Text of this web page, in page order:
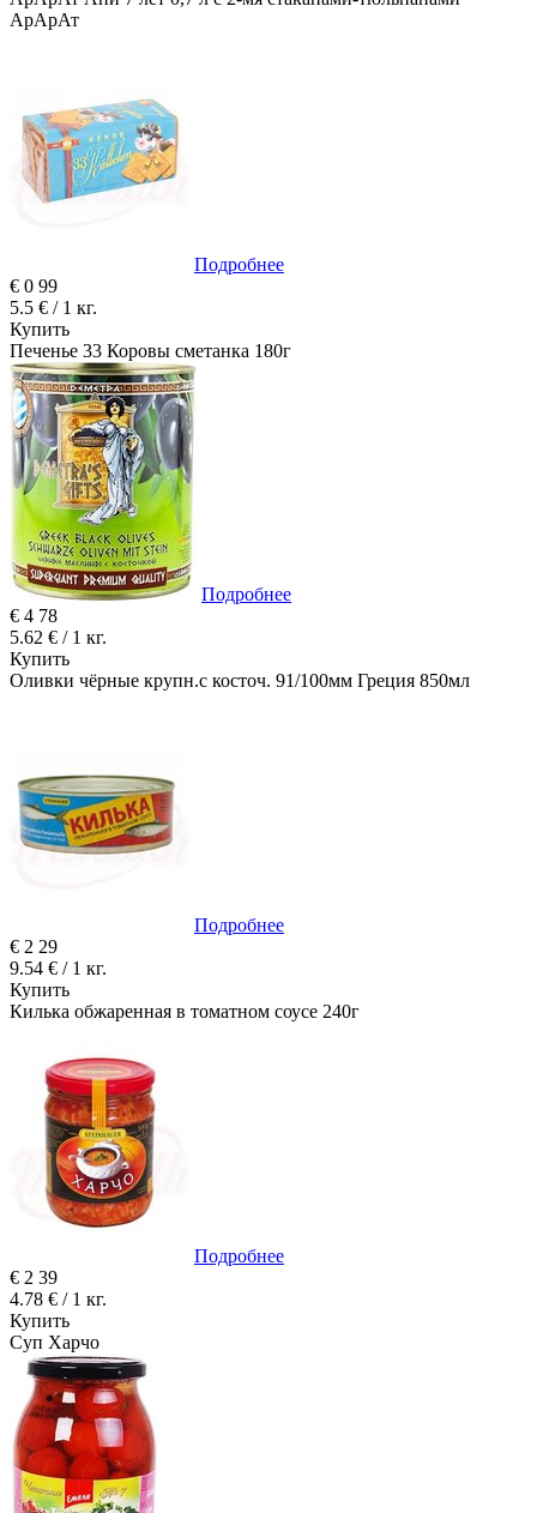
АрАрАт
Подробнее
€ 0 99
5.5 € / 1 кг.
Купить
Печенье 33 Коровы сметанка 180г
Подробнее
€ 4 78
5.62 € / 1 кг.
Купить
Оливки чёрные крупн.с косточ. 91/100мм Греция 850мл
Подробнее
€ 2 29
9.54 € / 1 кг.
Купить
Килька обжаренная в томатном соусе 240г
Подробнее
€ 2 39
4.78 € / 1 кг.
Купить
Суп Харчо